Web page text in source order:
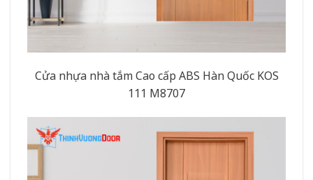
Cửa nhựa nhà tắm Cao cấp ABS Hàn Quốc KOS
111 M8707